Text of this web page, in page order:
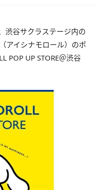
渋谷サクラステージ内の
アイシナモロール）のポ
POP UP STORE＠渋谷